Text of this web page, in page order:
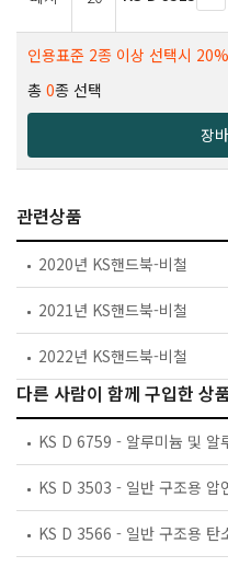
인용표준 2종 이상 선택시
총 0종 선택
장
관련상품
2020년 KS핸드북-비철
2021년 KS핸드북-비철
2022년 KS핸드북-비철
다른 사람이 함께 구입한 상
KS D 6759 - 알루미늄 및 알
KS D 3503 - 일반 구조용 압
KS D 3566 - 일반 구조용 탄